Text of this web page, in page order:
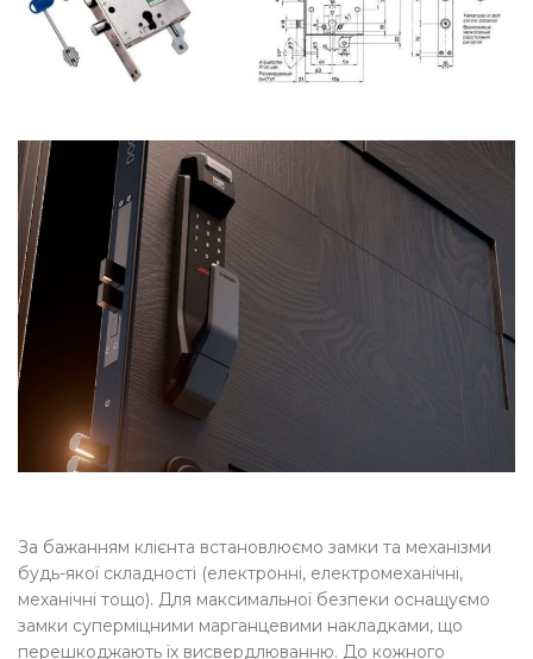
За бажанням клієнта встановлюємо замки та механізми
будь-якої складності (електронні, електромеханічні,
механічні тощо). Для максимальної безпеки оснащуємо
замки суперміцними марганцевими накладками, що
перешкоджають їх висвердлюванню. До кожного